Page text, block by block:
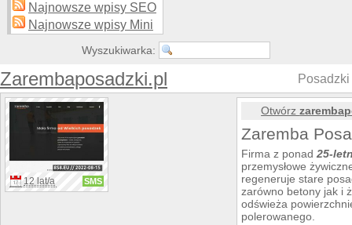
Najnowsze wpisy SEO
Najnowsze wpisy Mini
Wyszukiwarka:
Zarembaposadzki.pl
12 lat/a SMS
Otwórz
Zaremba
Firma z ponad25-
przemysłowe
regeneruje stare
zarówno betony jak i
odświeża
polerowanego.